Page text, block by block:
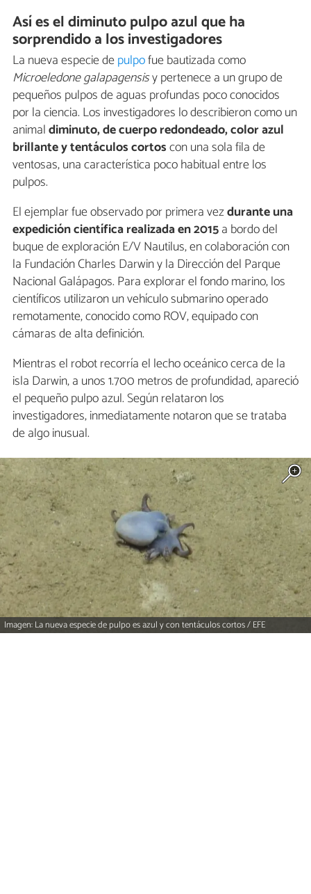
Así es el diminuto pulpo azul que ha
sorprendido a los investigadores
La nueva especie depulpofue bautizada como
Microeledone galapagensisy pertenece a un grupo de
pequeños pulpos de aguas profundas poco conocidos
por la ciencia. Los investigadores lo describieron como un
animaldiminuto, de cuerpo redondeado, color azul
brillante y tentáculos cortoscon una sola fila de
ventosas, una característica poco habitual entre los
pulpos.
El ejemplar fue observado por primera vezdurante una
expedición científica realizada en 2015a bordo del
buque de exploración E/V Nautilus, en colaboración con
la Fundación Charles Darwin y la Dirección del Parque
Nacional Galápagos. Para explorar el fondo marino, los
científicos utilizaron un vehículo submarino operado
remotamente, conocido como ROV, equipado con
cámaras de alta definición.
Mientras el robot recorría el lecho oceánico cerca de la
isla Darwin, a unos 1.700 metros de profundidad, apareció
el pequeño pulpo azul. Según relataron los
investigadores, inmediatamente notaron que se trataba
de algo inusual.
Imagen: La nueva especie de pulpo es azul y con tentáculos cortos / EFE